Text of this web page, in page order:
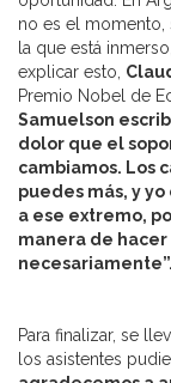
no es el momento,
la que está
explicar esto,
Premio Nobel de
Samuelson
dolor que el
cambiamos. Los
puedes más, y
a ese extremo,
manera de
necesariamente”.
Para finalizar, se
los asistentes